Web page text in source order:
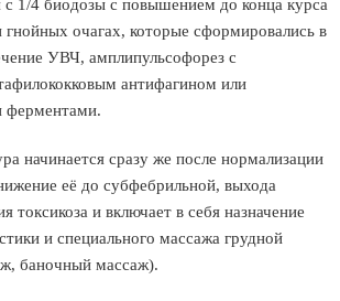
с 1/4 биодозы с повышением до конца курса
очагах, которые сформировались в
УВЧ, амплипульсофорез с
антифагином или
ферментами.
начинается сразу же после нормализации
её до субфебрильной, выхода
токсикоза и включает в себя назначение
и специального массажа грудной
баночный массаж).